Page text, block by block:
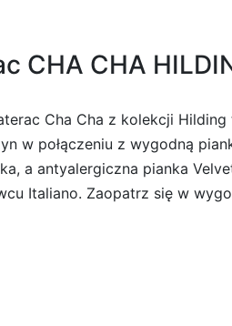
CHA CHA
Cha Cha z kolekcji
w połączeniu z wygodną
a antyalergiczna pianka
Italiano. Zaopatrz się w